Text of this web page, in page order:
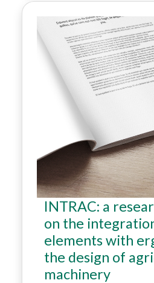
INTRAC: a
on the
elements with
the design of
machinery